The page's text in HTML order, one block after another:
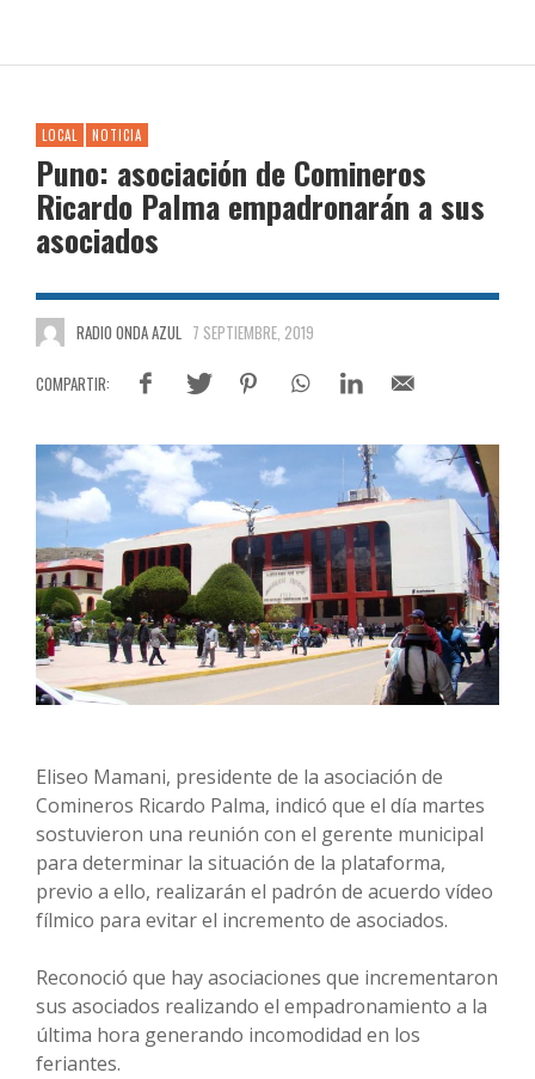
LOCAL NOTICIA
Puno: asociación de Comineros
Ricardo Palma empadronarán a sus
asociados
RADIO ONDA AZUL 7 SEPTIEMBRE, 2019
Eliseo Mamani, presidente de la asociación de
Comineros Ricardo Palma, indicó que el día martes
sostuvieron una reunión con el gerente municipal
para determinar la situación de la plataforma,
previo a ello, realizarán el padrón de acuerdo vídeo
fílmico para evitar el incremento de asociados.
Reconoció que hay asociaciones que incrementaron
sus asociados realizando el empadronamiento a la
última hora generando incomodidad en los
feriantes.